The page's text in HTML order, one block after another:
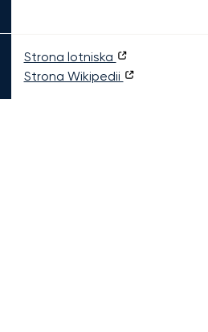
Strona lotniska
Strona Wikipedii